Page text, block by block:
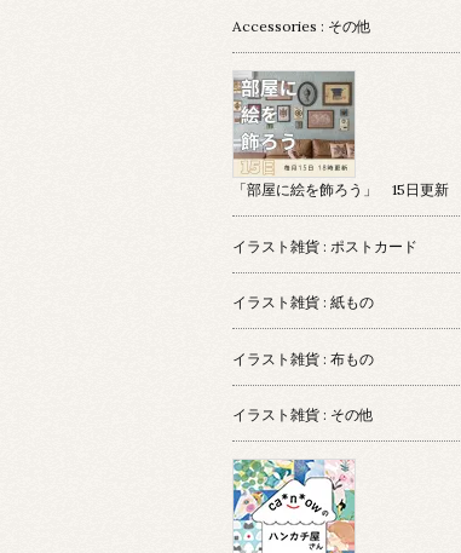
Accessories : その他
「部屋に絵を飾ろう」 15日更新
イラスト雑貨 : ポストカード
イラスト雑貨 : 紙もの
イラスト雑貨 : 布もの
イラスト雑貨 : その他